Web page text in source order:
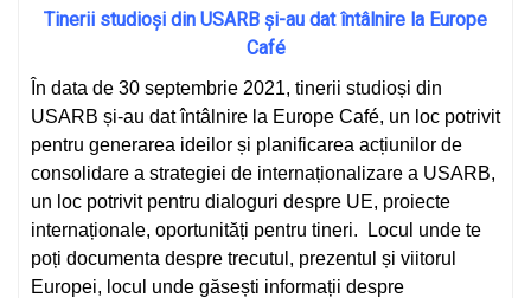
Tinerii studioși din USARB și-au dat întâlnire la Europe
Café
În data de 30 septembrie 2021, tinerii studioși din
USARB și-au dat întâlnire la Europe Café, un loc potrivit
pentru generarea ideilor și planificarea acțiunilor de
consolidare a strategiei de internaționalizare a USARB,
un loc potrivit pentru dialoguri despre UE, proiecte
internaționale, oportunități pentru tineri. Locul unde te
poți documenta despre trecutul, prezentul și viitorul
Europei, locul unde găsești informații despre